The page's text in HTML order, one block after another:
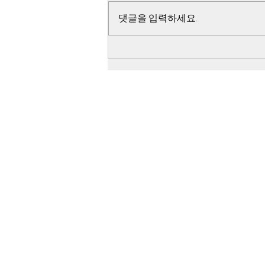
교회가서 염불 해 달라는 민경
댓글을 입력하세요.